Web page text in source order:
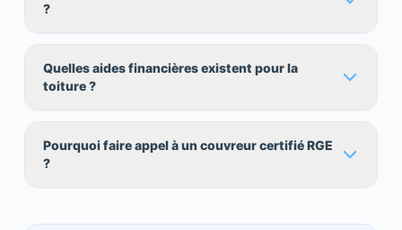
?
Quelles aides financières existent pour la
toiture ?
Pourquoi faire appel à un couvreur certifié RGE
?